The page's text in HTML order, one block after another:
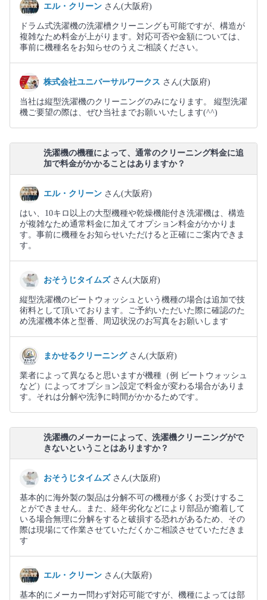
エル・クリーン さん(大阪府)
ドラム式洗濯機の洗濯槽クリーニングも可能ですが、構造が
複雑なため料金が上がります。対応可否や金額については、
事前に機種名をお知らせのうえご相談ください。
株式会社ユニバーサルワークス さん(大阪府)
当社は縦型洗濯機のクリーニングのみになります。 縦型洗濯
機ご要望の際は、ぜひ当社までお願いいたします(^^)
洗濯機の機種によって、通常のクリーニング料金に追
加で料金がかかることはありますか？
エル・クリーン さん(大阪府)
はい、10キロ以上の大型機種や乾燥機能付き洗濯機は、構造
が複雑なため通常料金に加えてオプション料金がかかりま
す。事前に機種をお知らせいただけると正確にご案内できま
す。
おそうじタイムズ さん(大阪府)
縦型洗濯機のビートウォッシュという機種の場合は追加で技
術料として頂いております。ご予約いただいた際に確認のた
め洗濯機本体と型番、周辺状況のお写真をお願いします
まかせるクリーニング さん(大阪府)
業者によって異なると思いますが機種（例 ビートウォッシュ
など）によってオプション設定で料金が変わる場合がありま
す。それは分解や洗浄に時間がかかるためです。
洗濯機のメーカーによって、洗濯機クリーニングがで
きないということはありますか？
おそうじタイムズ さん(大阪府)
基本的に海外製の製品は分解不可の機種が多くお受けするこ
とができません。また、経年劣化などにより部品が癒着して
いる場合無理に分解をすると破損する恐れがあるため、その
際は現場にて作業させていただくかご相談させていただきま
す
エル・クリーン さん(大阪府)
基本的にメーカー問わず対応可能ですが、機種によっては部